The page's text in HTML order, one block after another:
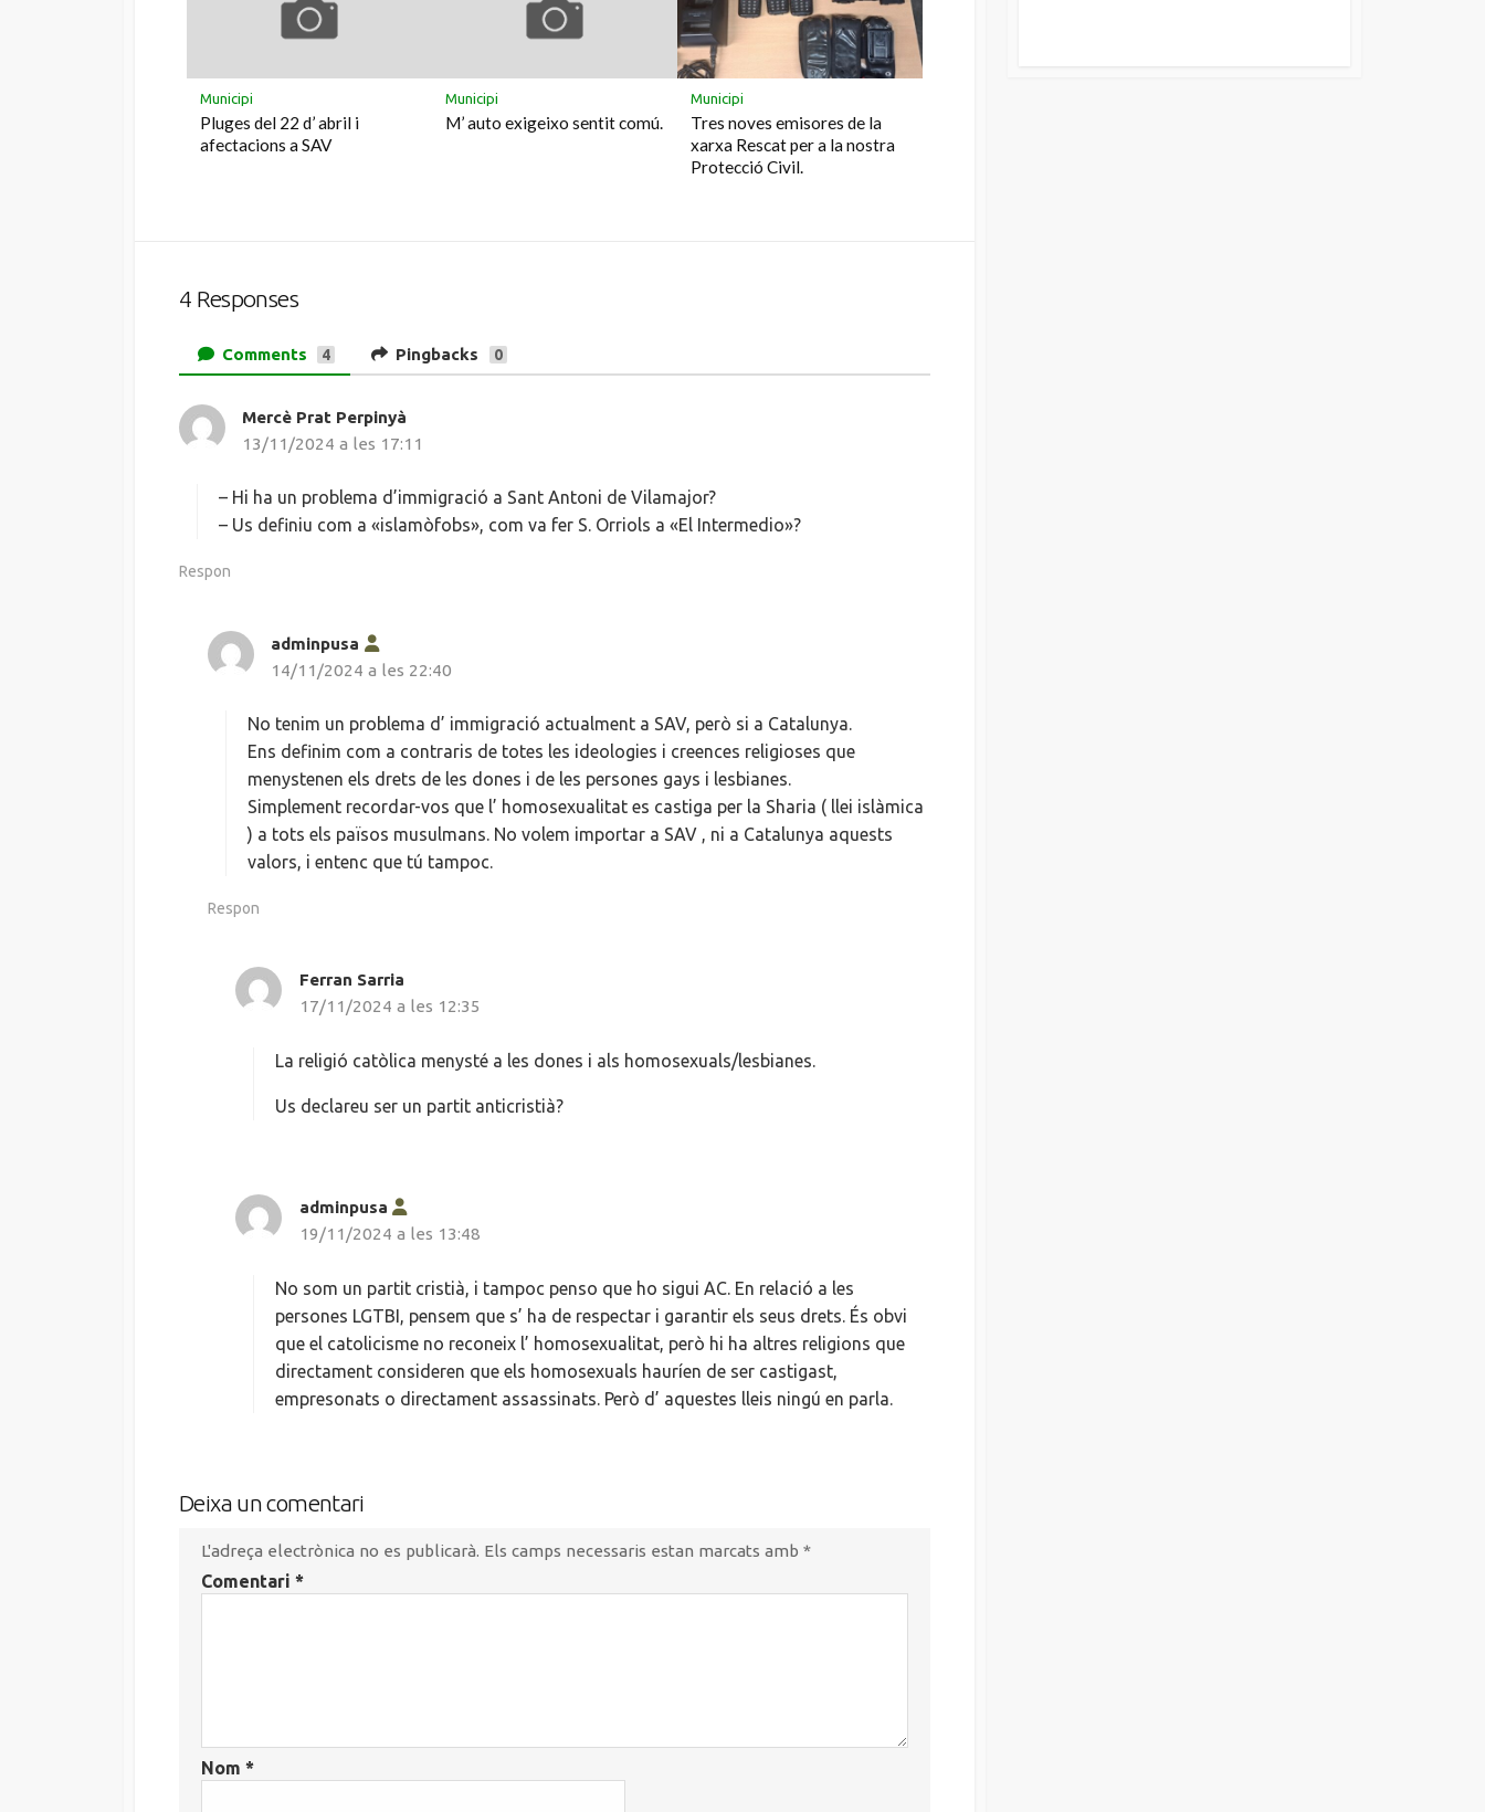
Municipi
Pluges del 22 d’ abril i
afectacions a SAV
Municipi
M’ auto exigeixo sentit comú.
Municipi
Tres noves emisores de la
xarxa Rescat per a la nostra
Protecció Civil.
4 Responses
Comments 4 Pingbacks 0
Mercè Prat Perpinyà
a
i
t
13/11/2024 a les 17:11
– Hi ha un problema d’immigració a Sant Antoni de Vilamajor?
– Us definiu com a «islamòfobs», com va fer S. Orriols a «El Intermedio»?
Respon
adminpusa
a
i
t
:
14/11/2024 a les 22:40
No tenim un problema d’ immigració actualment a SAV, però si a Catalunya.
Ens definim com a contraris de totes les ideologies i creences religioses que
menystenen els drets de les dones i de les persones gays i lesbianes.
Simplement recordar-vos que l’ homosexualitat es castiga per la Sharia ( llei islàmica
) a tots els països musulmans. No volem importar a SAV , ni a Catalunya aquests
valors, i entenc que tú tampoc.
Respon
Ferran Sarria
a
i
:
17/11/2024 a les 12:35
La religió catòlica menysté a les dones i als homosexuals/lesbianes.
Us declareu ser un partit anticristià?
adminpusa
a
t
:
19/11/2024 a les 13:48
No som un partit cristià, i tampoc penso que ho sigui AC. En relació a les
persones LGTBI, pensem que s’ ha de respectar i garantir els seus drets. És obvi
que el catolicisme no reconeix l’ homosexualitat, però hi ha altres religions que
directament consideren que els homosexuals hauríen de ser castigast,
empresonats o directament assassinats. Però d’ aquestes lleis ningú en parla.
Deixa un comentari
L'adreça electrònica no es publicarà. Els camps necessaris estan marcats amb *
Comentari *
Nom *